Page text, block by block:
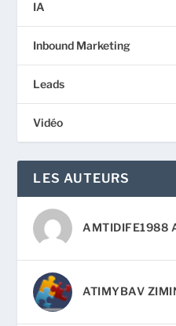
IA
Inbound Marketing
Leads
Vidéo
LES AUTEURS
AMTIDIFE1988
ATIMYBAV